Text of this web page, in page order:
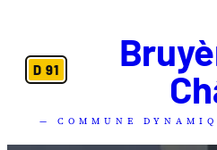
D 91
— COMMUNE